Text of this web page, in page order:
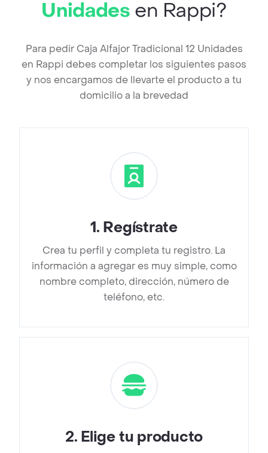
Unidades en Rappi?
Para pedir Caja Alfajor Tradicional 12 Unidades
en Rappi debes completar los siguientes pasos
y nos encargamos de llevarte el producto a tu
domicilio a la brevedad
1. Regístrate
Crea tu perfil y completa tu registro. La
información a agregar es muy simple, como
nombre completo, dirección, número de
teléfono, etc.
2. Elige tu producto